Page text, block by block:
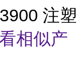
注塑
相似产